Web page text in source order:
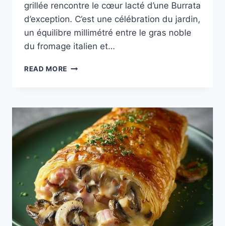
grillée rencontre le cœur lacté d’une Burrata
d’exception. C’est une célébration du jardin,
un équilibre millimétré entre le gras noble
du fromage italien et…
READ MORE MILLE-
COURGETTES,
ET
BURRATA